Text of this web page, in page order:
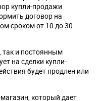
купли-продажи
договор на
сроком от 10 до 30
и постоянным
на сделки купли-
будет продлен или
который дает